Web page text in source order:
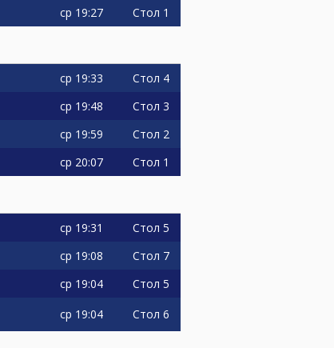
ср 19:27 Стол 1
ср 19:33 Стол 4
ср 19:48 Стол 3
ср 19:59 Стол 2
ср 20:07 Стол 1
ср 19:31 Стол 5
ср 19:08 Стол 7
ср 19:04 Стол 5
ср 19:04 Стол 6